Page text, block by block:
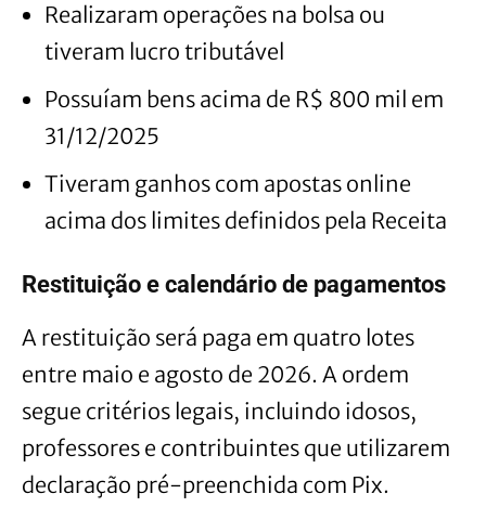
Realizaram operações na bolsa ou
tiveram lucro tributável
Possuíam bens acima de R$ 800 mil em
31/12/2025
Tiveram ganhos com apostas online
acima dos limites definidos pela Receita
Restituição e calendário de pagamentos
A restituição será paga em quatro lotes
entre maio e agosto de 2026. A ordem
segue critérios legais, incluindo idosos,
professores e contribuintes que utilizarem
declaração pré-preenchida com Pix.